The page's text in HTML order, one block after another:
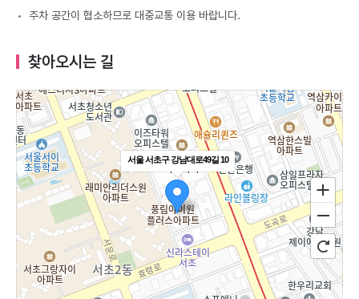
주차 공간이 협소하므로 대중교통 이용 바랍니다.
찾아오시는 길
서울 서초구 강남대로49길 10